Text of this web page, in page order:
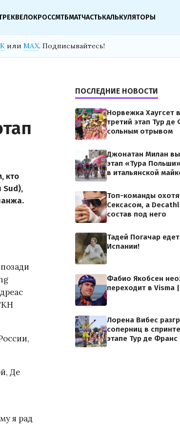
ВЕЛОКРОССМТБМАТЧАСТЬКАЛЬКУЛЯТОРЫ
или MAX. Подписывайтесь!
кто
Sud),
Филиппо Фортин
Де
я рад
ПОСЛЕДНИЕ НОВОСТИ
Норвежка Хаугсет
третий этап Тур
сольным отрывом
Джонатан Милан
этап «Тура Польши»
в итальянской
Топ-команды
Сексасом, а
состав под него
Тадей Погачар
Испании!
Фабио Якобсен
переходит в Visma
Лорена Вибес
соперниц в
этапе Тур де